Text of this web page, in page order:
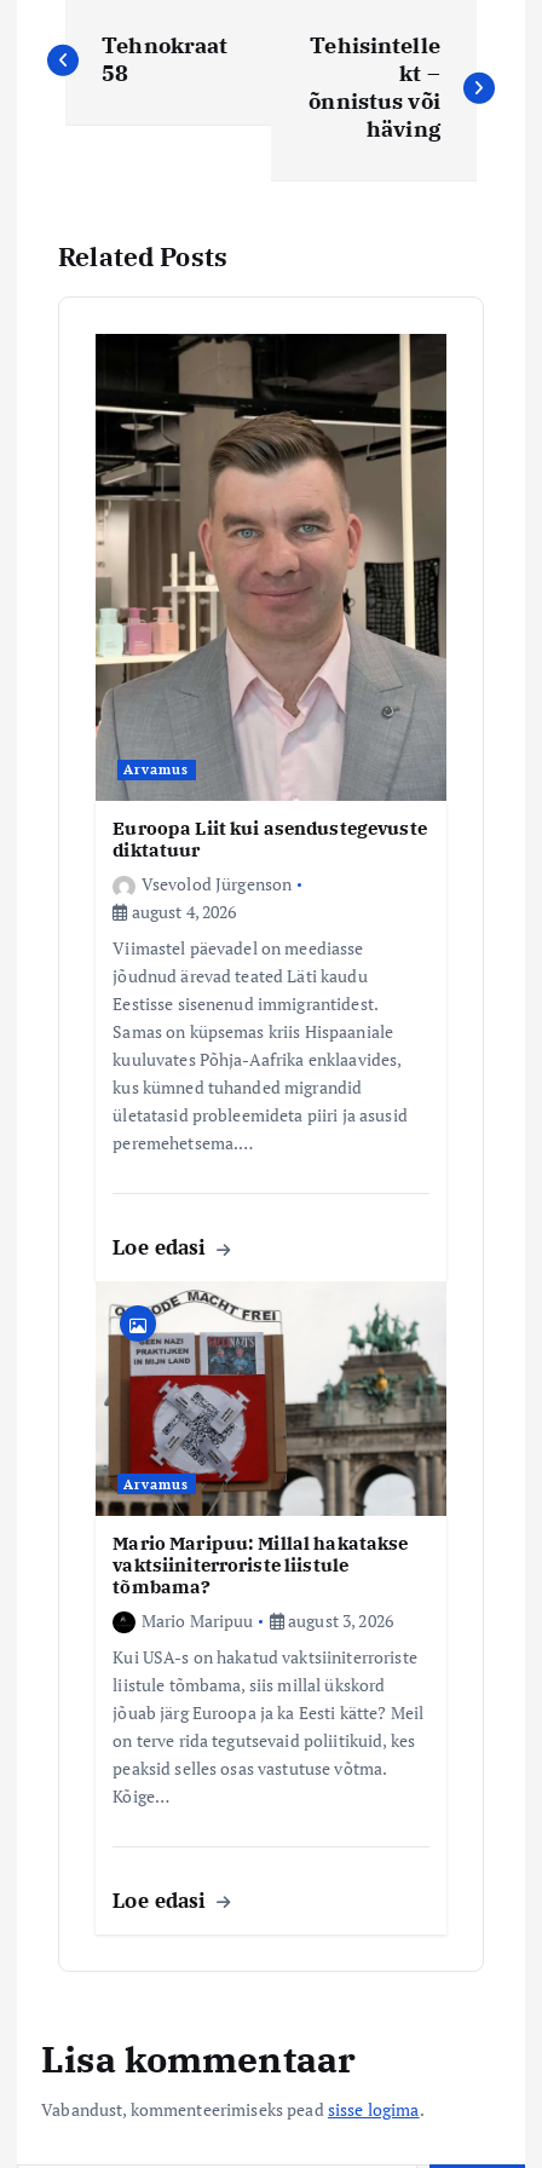
a
g
e
Tehnokraat
58
Tehisintelle
kt –
õnnistus või
häving
Related Posts
Arvamus
Euroopa Liit kui asendustegevuste
diktatuur
Vsevolod Jürgenson
august 4, 2026
Viimastel päevadel on meediasse
jõudnud ärevad teated Läti kaudu
Eestisse sisenenud immigrantidest.
Samas on küpsemas kriis Hispaaniale
kuuluvates Põhja-Aafrika enklaavides,
kus kümned tuhanded migrandid
ületatasid probleemideta piiri ja asusid
peremehetsema.…
Loe edasi
Arvamus
Mario Maripuu: Millal hakatakse
vaktsiiniterroriste liistule
tõmbama?
Mario Maripuu
august 3, 2026
Kui USA-s on hakatud vaktsiiniterroriste
liistule tõmbama, siis millal ükskord
jõuab järg Euroopa ja ka Eesti kätte? Meil
on terve rida tegutsevaid poliitikuid, kes
peaksid selles osas vastutuse võtma.
Kõige…
Loe edasi
Lisa kommentaar
Vabandust, kommenteerimiseks peadsisse logima.